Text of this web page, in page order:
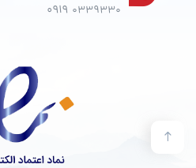
0919 0339330